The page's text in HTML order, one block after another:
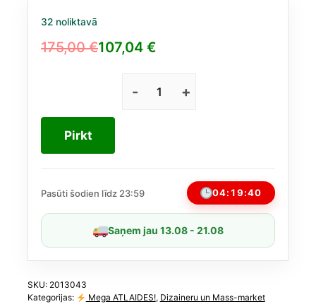
32 noliktavā
175,00€
Original
175,00 €.
107,04 €
Current
107,04 €.
Carolina
Pirkt
Pasūti šodien līdz 23:59 04:19:39
Saņem jau 13.08 - 21.08
SKU: 2013043
Kategorijas:
Mega ATLAIDES!, Dizaineru un Mass-market